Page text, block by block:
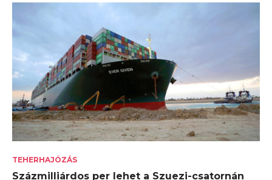
TEHERHAJÓZÁS
Százmilliárdos per lehet a Szuezi-csatornán